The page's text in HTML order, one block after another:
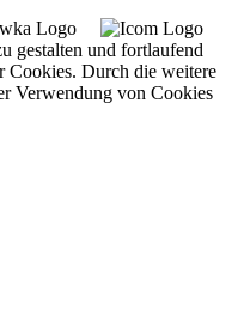
gestalten und fortlaufend
Cookies. Durch die weitere
Verwendung von Cookies